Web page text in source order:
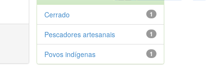
1
Cerrado
1
Pescadores artesanais
1
Povos indígenas